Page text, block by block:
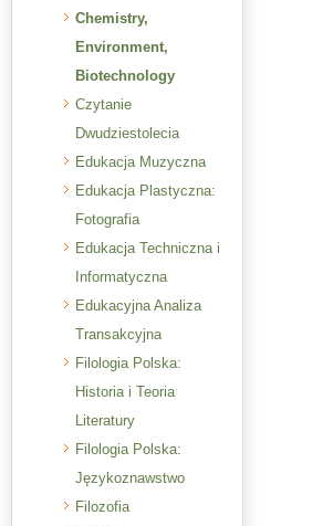
Chemistry,
Environment,
Biotechnology
Czytanie
Dwudziestolecia
Edukacja Muzyczna
Edukacja Plastyczna:
Fotografia
Edukacja Techniczna i
Informatyczna
Edukacyjna Analiza
Transakcyjna
Filologia Polska:
Historia i Teoria
Literatury
Filologia Polska:
Językoznawstwo
Filozofia